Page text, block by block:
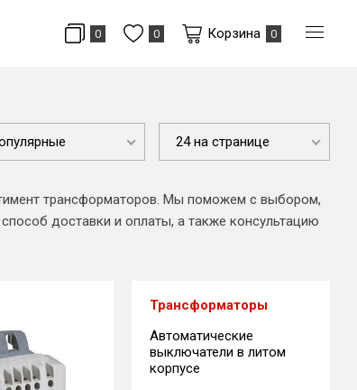
0 0 Корзина 0
24 на странице
трансформаторов. Мы поможем с выбором,
доставки и оплаты, а также консультацию
Трансформаторы
Автоматические
выключатели в литом
корпусе